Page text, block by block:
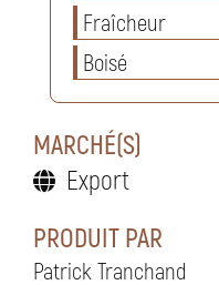
Fraîcheur
Boisé
MARCHÉ(S)
Export
PRODUIT PAR
Patrick Tranchand